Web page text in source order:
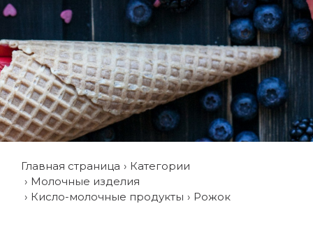
Главная страница
Категории
Молочные изделия
Кисло-молочные продукты
Рожок